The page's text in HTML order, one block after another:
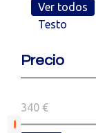
Ver todos
Testo
Precio
340 €